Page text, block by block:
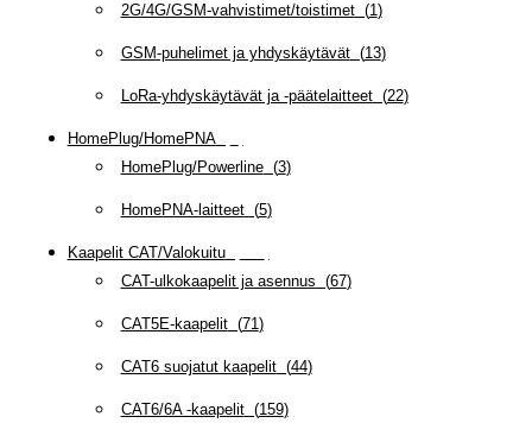
2G/4G/GSM-vahvistimet/toistimet(1)
GSM-puhelimet ja yhdyskäytävät(13)
LoRa-yhdyskäytävät ja -päätelaitteet(22)
HomePlug/HomePNA(
HomePlug/Powerline(3)
HomePNA-laitteet(5)
Kaapelit CAT/Valokuitu(
CAT-ulkokaapelit ja asennus (67)
CAT5E-kaapelit(71)
CAT6 suojatut kaapelit(44)
CAT6/6A -kaapelit(159)